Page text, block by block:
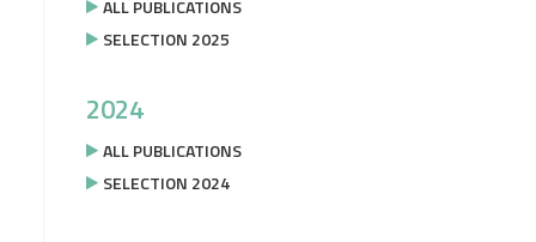
ALL PUBLICATIONS
SELECTION 2025
2024
ALL PUBLICATIONS
SELECTION 2024